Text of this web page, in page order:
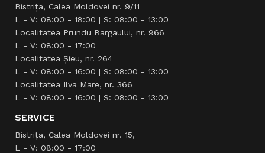
Bistrița, Calea Moldovei nr. 9/11
L - V: 08:00 - 18:00 | S: 08:00 - 13:00
Localitatea Prundu Bargaului, nr. 966
L - V: 08:00 - 17:00
Localitatea Şieu, nr. 264
L - V: 08:00 - 16:00 | S: 08:00 - 13:00
Localitatea Ilva Mare, nr. 366
L - V: 08:00 - 16:00 | S: 08:00 - 13:00
SERVICE
Bistrița, Calea Moldovei nr. 15,
L - V: 08:00 - 17:00